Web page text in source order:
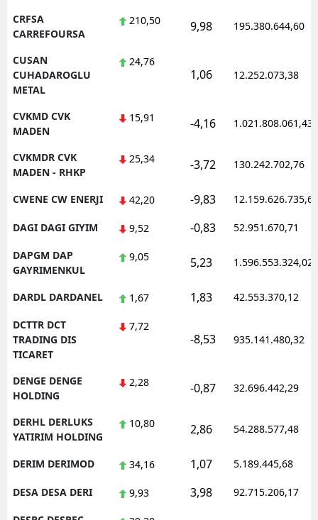
CRFSA
CARREFOURSA
210,50 9,98 195.380.644,60
CUSAN
CUHADAROGLU
METAL
24,76
1,06 12.252.073,38
CVKMD CVK
MADEN
15,91 -4,16 1.021.808.061,43
CVKMDR CVK
MADEN - RHKP
25,34 -3,72 130.242.702,76
CWENE CW ENERJI 42,20 -9,83 12.159.626.735,62
DAGI DAGI GIYIM 9,52 -0,83 52.951.670,71
DAPGM DAP
GAYRIMENKUL
9,05 5,23 1.596.553.324,02
DARDL DARDANEL 1,67 1,83 42.553.370,12
DCTTR DCT
TRADING DIS
TICARET
7,72
-8,53 935.141.480,32
DENGE DENGE
HOLDING
2,28 -0,87 32.696.442,29
DERHL DERLUKS
YATIRIM HOLDING
10,80 2,86 54.288.577,48
DERIM DERIMOD 34,16 1,07 5.189.445,68
DESA DESA DERI 9,93 3,98 92.715.206,17